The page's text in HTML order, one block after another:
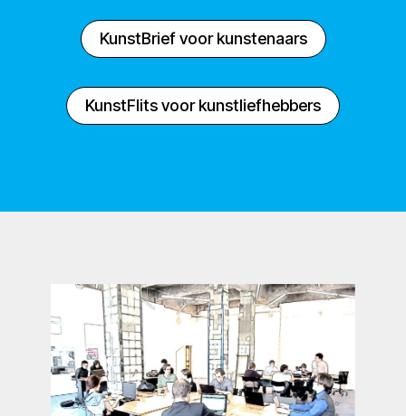
KunstBrief voor kunstenaars
KunstFlits voor kunstliefhebbers